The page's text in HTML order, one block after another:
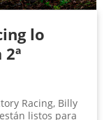
lo
Racing, Billy
listos para